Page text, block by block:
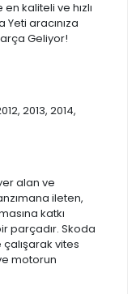
kaliteli ve hızlı
aracınıza
Geliyor!
2013, 2014,
alan ve
ileten,
katkı
parçadır. Skoda
vites
motorun